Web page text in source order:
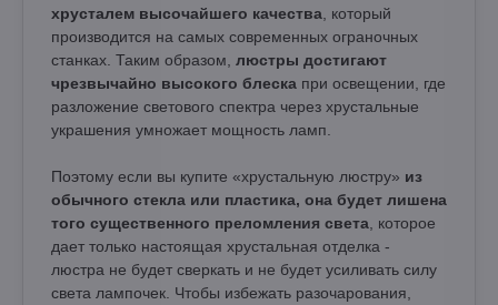
хрусталем высочайшего качества , который
производится на самых современных ограночных
станках. Таким образом, люстры достигают
чрезвычайно высокого блеска при освещении, где
разложение светового спектра через хрустальные
украшения умножает мощность ламп.
Поэтому если вы купите «хрустальную люстру» из
обычного стекла или пластика, она будет лишена
того существенного преломления света , которое
дает только настоящая хрустальная отделка -
люстра не будет сверкать и не будет усиливать силу
света лампочек. Чтобы избежать разочарования,